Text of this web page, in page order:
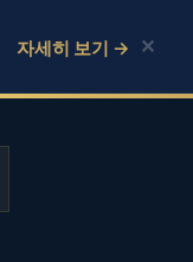
자세히 보기 → ✕